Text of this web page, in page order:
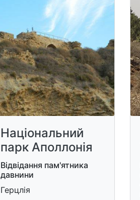
Національний
парк Аполлонія
Відвідання пам'ятника
давнини
Герцлія